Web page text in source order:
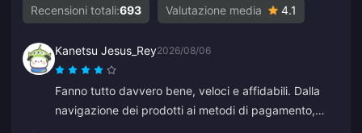
Recensioni totali:693 Valutazione media 4.1
Kanetsu Jesus_Rey2026/08/06
Fanno tutto davvero bene, veloci e affidabili. Dalla
navigazione dei prodotti ai metodi di pagamento,